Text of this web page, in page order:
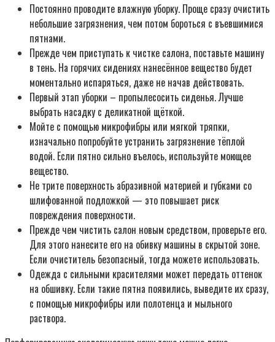
Постоянно проводите влажную уборку. Проще сразу очистить
небольшие загрязнения, чем потом бороться с въевшимися
пятнами.
Прежде чем приступать к чистке салона, поставьте машину
в тень. На горячих сидениях нанесённое вещество будет
моментально испаряться, даже не начав действовать.
Первый этап уборки – пропылесосить сиденья. Лучше
выбрать насадку с деликатной щёткой.
Мойте с помощью микрофибры или мягкой тряпки,
изначально попробуйте устранить загрязнение тёплой
водой. Если пятно сильно въелось, используйте моющее
вещество.
Не трите поверхность абразивной материей и губками со
шлифованной подложкой — это повышает риск
повреждения поверхности.
Прежде чем чистить салон новым средством, проверьте его.
Для этого нанесите его на обивку машины в скрытой зоне.
Если очиститель безопасный, тогда можете использовать.
Одежда с сильными красителями может передать оттенок
на обшивку. Если такие пятна появились, выведите их сразу,
с помощью микрофибры или полотенца и мыльного
раствора.